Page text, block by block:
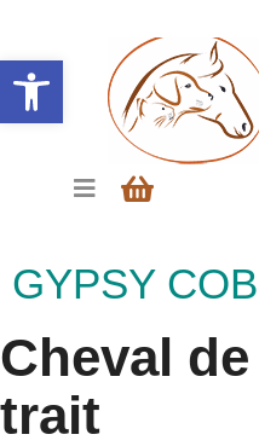
Ouvrir la barre d’outils
GYPSY COB
Cheval
trait